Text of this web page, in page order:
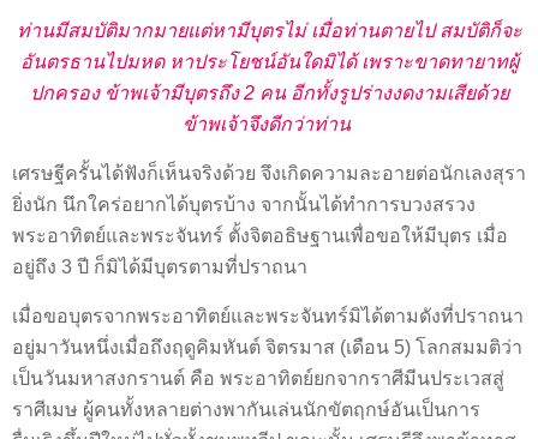
ท่านมีสมบัติมากมายแต่หามีบุตรไม่ เมื่อท่านตายไป สมบัติก็จะ
อันตรธานไปมหด หาประโยชน์อันใดมิได้ เพราะขาดทายาทผู้
ปกครอง ข้าพเจ้ามีบุตรถึง 2 คน อีกทั้งรูปร่างงดงามเสียด้วย
ข้าพเจ้าจึงดีกว่าท่าน
เศรษฐีครั้นได้ฟังก็เห็นจริงด้วย จึงเกิดความละอายต่อนักเลงสุรา
ยิ่งนัก นึกใคร่อยากได้บุตรบ้าง จากนั้นได้ทำการบวงสรวง
พระอาทิตย์และพระจันทร์ ตั้งจิตอธิษฐานเพื่อขอให้มีบุตร เมื่อ
อยู่ถึง 3 ปี ก็มิได้มีบุตรตามที่ปราถนา
เมื่อขอบุตรจากพระอาทิตย์และพระจันทร์มิได้ตามดังที่ปราถนา
อยู่มาวันหนึ่งเมื่อถึงฤดูคิมหันต์ จิตรมาส (เดือน 5) โลกสมมติว่า
เป็นวันมหาสงกรานต์ คือ พระอาทิตย์ยกจากราศีมีนประเวสสู่
ราศีเมษ ผู้คนทั้งหลายต่างพากันเล่นนักขัตฤกษ์อันเป็นการ